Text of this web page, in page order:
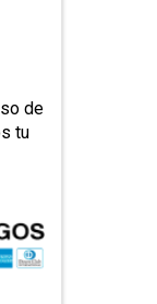
de
tu